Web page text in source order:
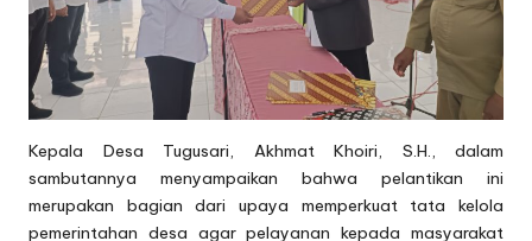
Kepala Desa Tugusari, Akhmat Khoiri, S.H., dalam
sambutannya menyampaikan bahwa pelantikan ini
merupakan bagian dari upaya memperkuat tata kelola
pemerintahan desa agar pelayanan kepada masyarakat